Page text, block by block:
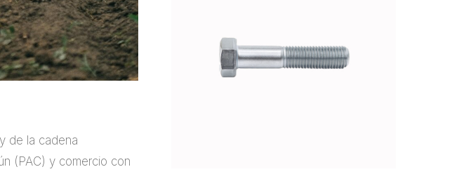
de la cadena
(PAC) y comercio con